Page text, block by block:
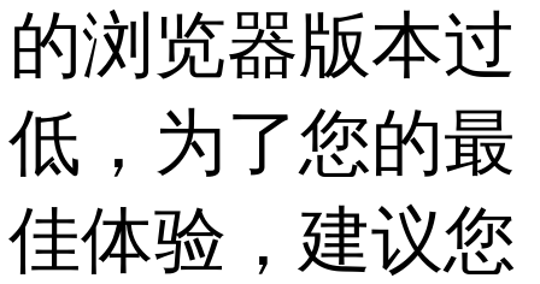
的浏览器版本过
低，为了您的最
佳体验，建议您